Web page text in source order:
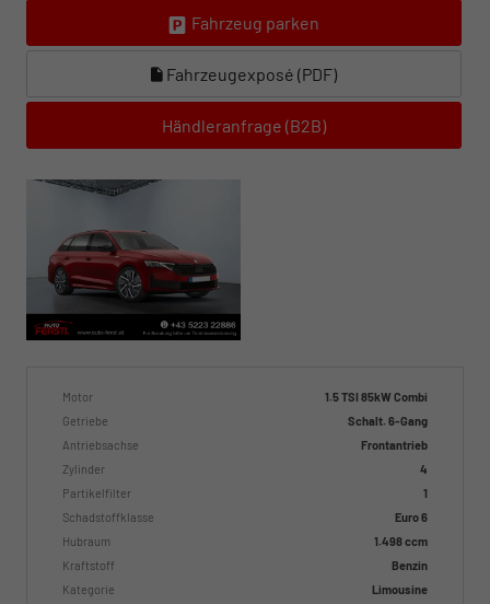
Fahrzeug parken
Fahrzeugexposé (PDF)
Händleranfrage (B2B)
Motor
1.5 TSI 85kW Combi
Getriebe
Schalt. 6-Gang
Antriebsachse
Frontantrieb
Zylinder
4
Partikelfilter
1
Schadstoffklasse
Euro 6
Hubraum
1.498 ccm
Kraftstoff
Benzin
Kategorie
Limousine